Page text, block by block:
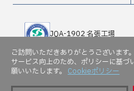
JQA-1902 名張工場
JQA-EM 5143
ご訪問いただきありがとうございます
サービス向上のため、ポリシーに基
願いいたします。 Cookieポリシー